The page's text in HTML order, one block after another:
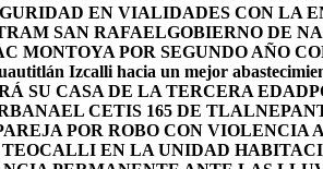
EN VIALIDADES CON LA
SAN RAFAELGOBIERNO DE
MONTOYA POR SEGUNDO AÑO
Izcalli hacia un mejor
SU CASA DE LA TERCERA EDAD
EL CETIS 165 DE
POR ROBO CON VIOLENCIA
EN LA UNIDAD